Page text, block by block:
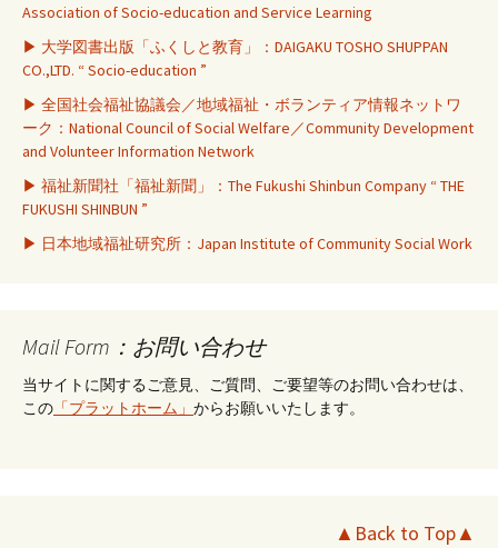
Association of Socio-education and Service Learning
▶ 大学図書出版「ふくしと教育」：DAIGAKU TOSHO SHUPPAN
CO.,LTD. “ Socio-education ”
▶ 全国社会福祉協議会／地域福祉・ボランティア情報ネットワ
ーク：National Council of Social Welfare／Community Development
and Volunteer Information Network
▶ 福祉新聞社「福祉新聞」：The Fukushi Shinbun Company “ THE
FUKUSHI SHINBUN ”
▶ 日本地域福祉研究所：Japan Institute of Community Social Work
Mail Form：お問い合わせ
当サイトに関するご意見、ご質問、ご要望等のお問い合わせは、
この 「プラットホーム」 からお願いいたします。
▲Back to Top▲